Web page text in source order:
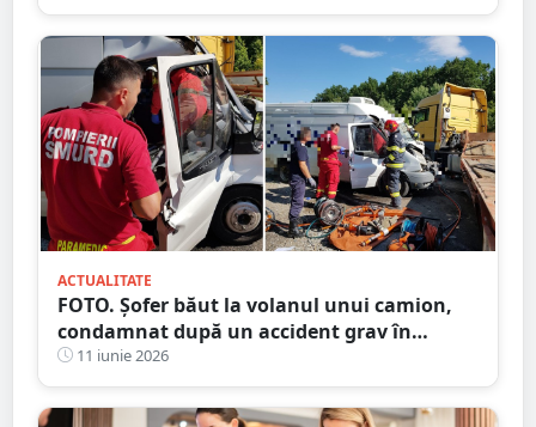
ACTUALITATE
FOTO. Șofer băut la volanul unui camion,
condamnat după un accident grav în
județul Satu Mare. Victima, despăgubită cu
peste 24.000 de euro
11 iunie 2026